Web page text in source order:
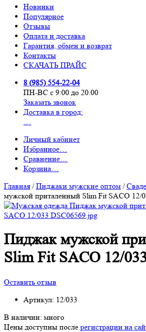
Новинки
Популярное
Отзывы
Оплата и доставка
Гарантия, обмен и возврат
Контакты
СКАЧАТЬ ПРАЙС
8 (985) 554-22-04
ПН-ВС с 9:00 до 20:00
Заказать звонок
Доставка в город:
…
Личный кабинет
Избранное…
Сравнение…
Корзина…
Главная /Пиджаки мужские оптом /
мужской приталенный Slim Fit SACO 12/
Пиджак мужской
Slim Fit SACO 12/
Оставить отзыв
Артикул: 12/033
В наличии: много
Цены доступны после регистрации на